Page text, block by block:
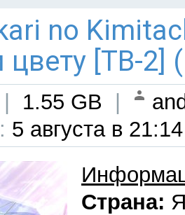
no
цвету [ТВ-2]
1.55 GB
5 августа в 21:14
Страна: